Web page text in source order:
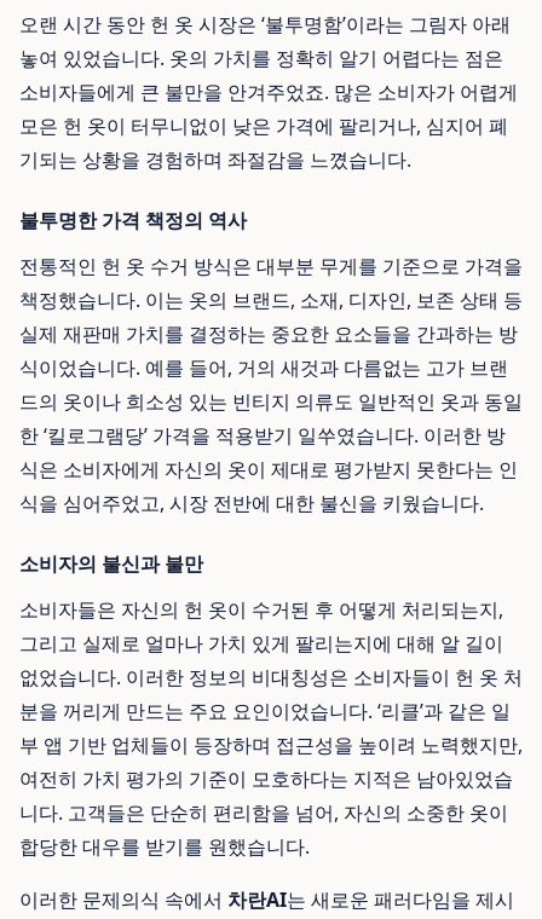
오랜 시간 동안 헌 옷 시장은 ‘불투명함’이라는 그림자 아래
놓여 있었습니다. 옷의 가치를 정확히 알기 어렵다는 점은
소비자들에게 큰 불만을 안겨주었죠. 많은 소비자가 어렵게
모은 헌 옷이 터무니없이 낮은 가격에 팔리거나, 심지어 폐
기되는 상황을 경험하며 좌절감을 느꼈습니다.
불투명한 가격 책정의 역사
전통적인 헌 옷 수거 방식은 대부분 무게를 기준으로 가격을
책정했습니다. 이는 옷의 브랜드, 소재, 디자인, 보존 상태 등
실제 재판매 가치를 결정하는 중요한 요소들을 간과하는 방
식이었습니다. 예를 들어, 거의 새것과 다름없는 고가 브랜
드의 옷이나 희소성 있는 빈티지 의류도 일반적인 옷과 동일
한 ‘킬로그램당’ 가격을 적용받기 일쑤였습니다. 이러한 방
식은 소비자에게 자신의 옷이 제대로 평가받지 못한다는 인
식을 심어주었고, 시장 전반에 대한 불신을 키웠습니다.
소비자의 불신과 불만
소비자들은 자신의 헌 옷이 수거된 후 어떻게 처리되는지,
그리고 실제로 얼마나 가치 있게 팔리는지에 대해 알 길이
없었습니다. 이러한 정보의 비대칭성은 소비자들이 헌 옷 처
분을 꺼리게 만드는 주요 요인이었습니다. ‘리클’과 같은 일
부 앱 기반 업체들이 등장하며 접근성을 높이려 노력했지만,
여전히 가치 평가의 기준이 모호하다는 지적은 남아있었습
니다. 고객들은 단순히 편리함을 넘어, 자신의 소중한 옷이
합당한 대우를 받기를 원했습니다.
이러한 문제의식 속에서 차란AI는 새로운 패러다임을 제시